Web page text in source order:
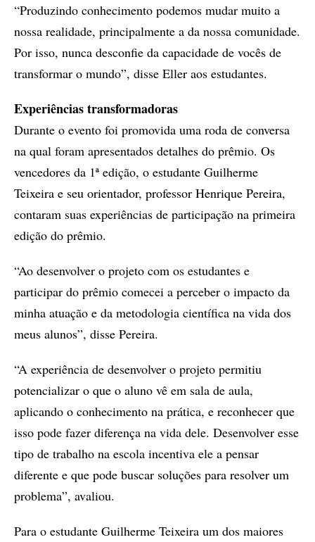
“Produzindo conhecimento podemos mudar muito a
nossa realidade, principalmente a da nossa comunidade.
Por isso, nunca desconfie da capacidade de vocês de
transformar o mundo”, disse Eller aos estudantes.
Experiências transformadoras
Durante o evento foi promovida uma roda de conversa
na qual foram apresentados detalhes do prêmio. Os
vencedores da 1ª edição, o estudante Guilherme
Teixeira e seu orientador, professor Henrique Pereira,
contaram suas experiências de participação na primeira
edição do prêmio.
“Ao desenvolver o projeto com os estudantes e
participar do prêmio comecei a perceber o impacto da
minha atuação e da metodologia científica na vida dos
meus alunos”, disse Pereira.
“A experiência de desenvolver o projeto permitiu
potencializar o que o aluno vê em sala de aula,
aplicando o conhecimento na prática, e reconhecer que
isso pode fazer diferença na vida dele. Desenvolver esse
tipo de trabalho na escola incentiva ele a pensar
diferente e que pode buscar soluções para resolver um
problema”, avaliou.
Para o estudante Guilherme Teixeira um dos maiores